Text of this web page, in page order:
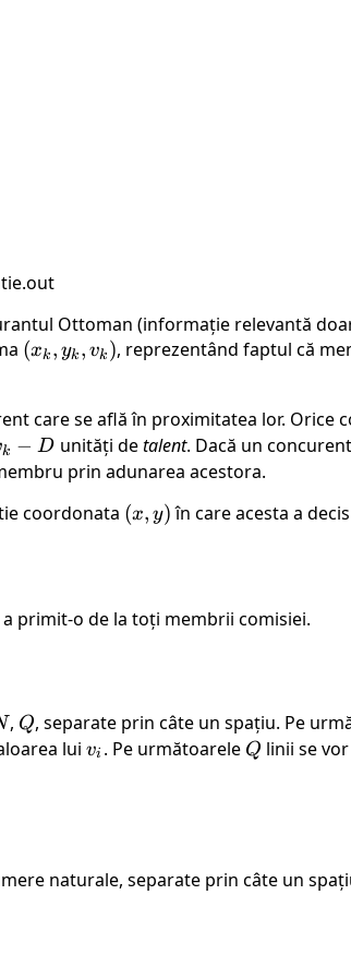
Ottoman (informație relevantă
(x_k,
(xk , yk , vk ), reprezentând faptul că
care se află în proximitatea lor. Orice
D
k − D unități detalent. Dacă un
prin adunarea acestora.
coordonata (x,
(x, y)în care acesta a
primit-o de la toți membrii comisiei.
, Q
Q, separate prin câte un spațiu. Pe
lui v_i
vi . Pe următoarele Q
Q linii se
naturale, separate prin câte un